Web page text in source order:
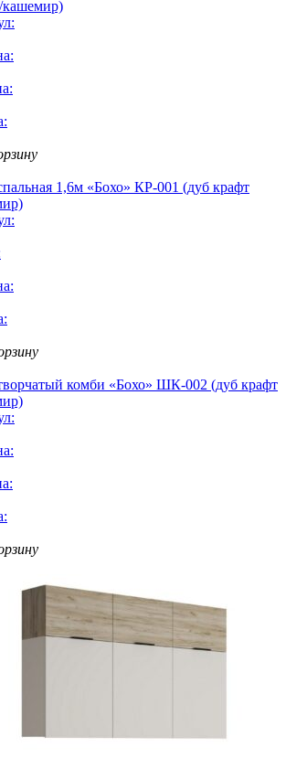
кашемир)
1,6м «Бохо» КР-001 (дуб крафт
комби «Бохо» ШК-002 (дуб крафт